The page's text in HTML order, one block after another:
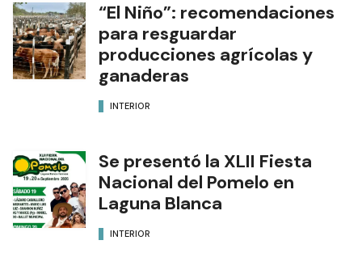
“El Niño”: recomendaciones
para resguardar
producciones agrícolas y
ganaderas
INTERIOR
Se presentó la XLII Fiesta
Nacional del Pomelo en
Laguna Blanca
INTERIOR